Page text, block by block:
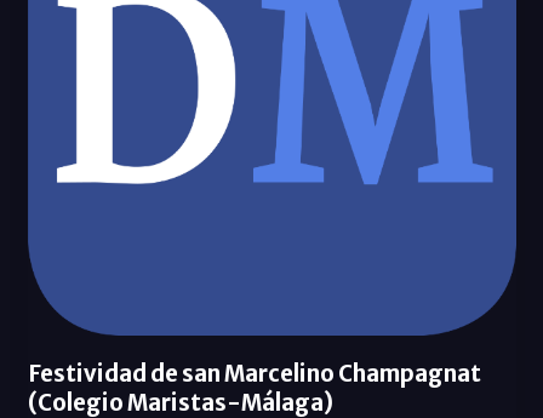
Festividad de san Marcelino Champagnat
(Colegio Maristas-Málaga)